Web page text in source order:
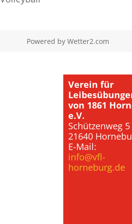
Powered byWetter2.com
Verein für
von 1861
e.V.
Schützenweg 5
21640
E-Mail:
info@vfl-
horneburg.de